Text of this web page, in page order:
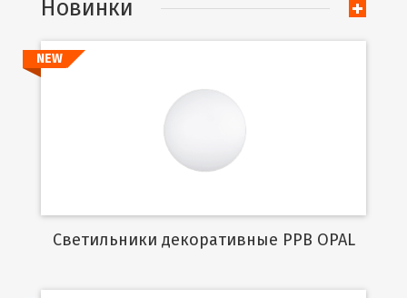
Новинки
NEW
Cветильники декоративные PPB OPAL